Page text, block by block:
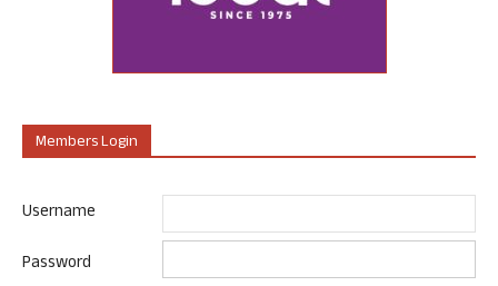
Members Login
Username
Password